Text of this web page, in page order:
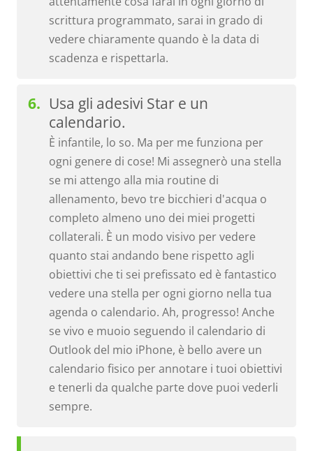
scrittura programmato, sarai in grado di
vedere chiaramente quando è la data di
scadenza e rispettarla.
Usa gli adesivi Star e un
calendario.
È infantile, lo so. Ma per me funziona per
ogni genere di cose! Mi assegnerò una stella
se mi attengo alla mia routine di
allenamento, bevo tre bicchieri d'acqua o
completo almeno uno dei miei progetti
collaterali. È un modo visivo per vedere
quanto stai andando bene rispetto agli
obiettivi che ti sei prefissato ed è fantastico
vedere una stella per ogni giorno nella tua
agenda o calendario. Ah, progresso! Anche
se vivo e muoio seguendo il calendario di
Outlook del mio iPhone, è bello avere un
calendario fisico per annotare i tuoi obiettivi
e tenerli da qualche parte dove puoi vederli
sempre.